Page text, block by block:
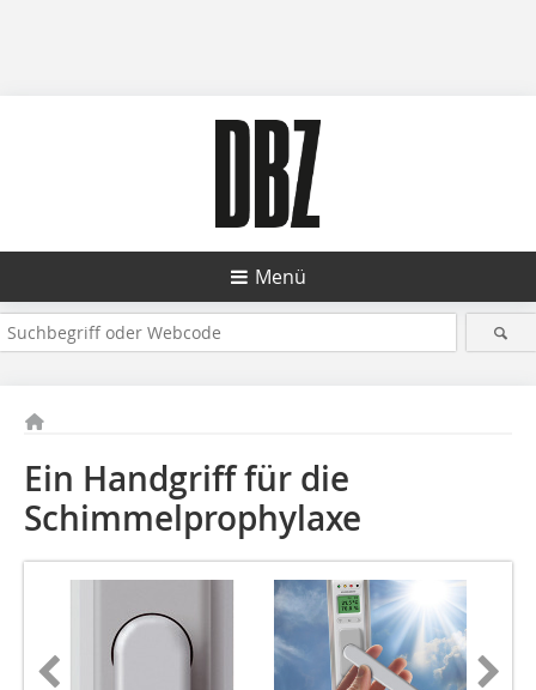
Menü
Ein Handgriff für die
Schimmelprophylaxe